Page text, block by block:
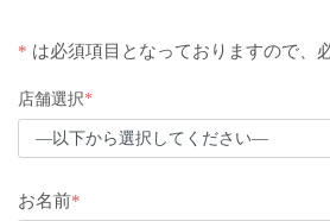
* は必須項目となっておりますので、
店舗選択*
お名前*